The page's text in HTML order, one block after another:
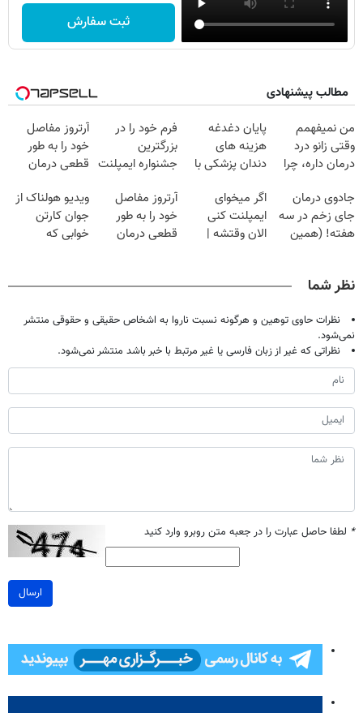
ثبت سفارش
مطالب پیشنهادی
من نمیفهمم
وقتی زانو درد
درمان داره، چرا
تحمل میکنی؟❗
پایان دغدغه
هزینه های
دندان پزشکی با
خانگی
فرم خود را در
بزرگترین
جشنواره ایمپلنت
فقط ۲۵ میلیون
آرتروز مفاصل
خود را به طور
قطعی درمان
◂پرسش‌نامه▸
جادوی درمان
جای زخم در سه
هفته! (همین
اگر میخوای
ایمپلنت کنی
الان وقتشه |
آرتروز مفاصل
خود را به طور
قطعی درمان
ویدیو هولناک از
جوان کارتن
خوابی که
نظر شما
نظرات حاوی توهین و هرگونه نسبت ناروا به اشخاص حقیقی و حقوقی منتشر
نمی‌شود.
نظراتی که غیر از زبان فارسی یا غیر مرتبط با خبر باشد منتشر نمی‌شود.
* لطفا حاصل عبارت را در جعبه متن روبرو وارد کنید
ارسال